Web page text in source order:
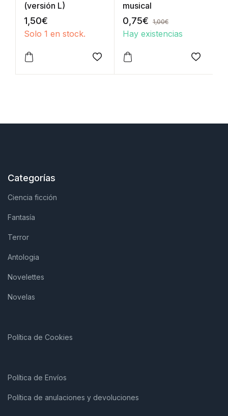
(versión L)
1,50€
Solo 1 en stock.
Añadir a la lista de deseos
musical
0,75€ 1,00€
Hay existencias
Añadir
Categorías
Ciencia ficción
Fantasía
Terror
Antologia
Novelettes
Novelas
Política de Cookies
Política de Envíos
Política de anulaciones y devoluciones